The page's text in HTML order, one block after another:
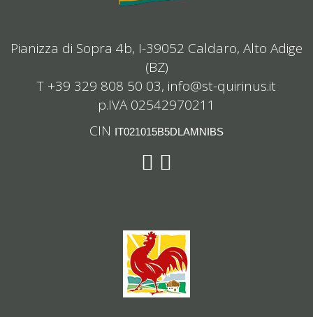
Pianizza di Sopra 4b, I-39052 Caldaro, Alto Adige
(BZ)
T +39 329 808 50 03, info@st-quirinus.it
p.IVA 02542970211
CIN
IT021015B5DLAMNIBS